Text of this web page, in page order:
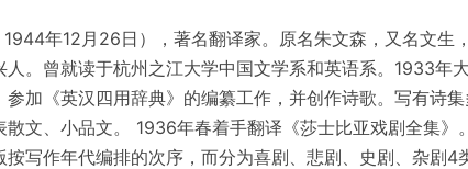
年12月26日），著名翻译家。原名朱文森，又名文生
。曾就读于杭州之江大学中国文学系和英语系。1933年
加《英汉四用辞典》的编纂工作，并创作诗歌。写有诗集
文、小品文。 1936年春着手翻译《莎士比亚戏剧全集》
写作年代编排的次序，而分为喜剧、悲剧、史剧、杂剧4